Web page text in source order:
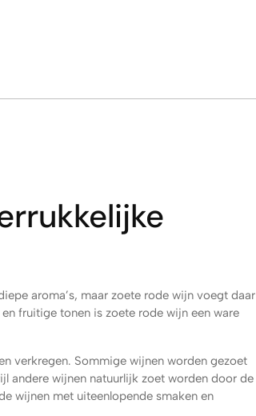
aroma’s, maar zoete rode wijn voegt daar
fruitige tonen is zoete rode wijn een ware
verkregen. Sommige wijnen worden gezoet
andere wijnen natuurlijk zoet worden door de
wijnen met uiteenlopende smaken en